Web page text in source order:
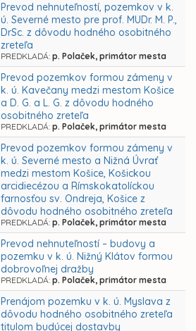
Prevod nehnuteľností, pozemkov v k.
ú. Severné mesto pre prof. MUDr. M. P.,
DrSc. z dôvodu hodného osobitného
zreteľa
PREDKLADÁ: p. Polaček, primátor mesta
Prevod pozemkov formou zámeny v
k. ú. Kavečany medzi mestom Košice
a D. G. a L. G. z dôvodu hodného
osobitného zreteľa
PREDKLADÁ: p. Polaček, primátor mesta
Prevod pozemkov formou zámeny v
k. ú. Severné mesto a Nižná Úvrať
medzi mestom Košice, Košickou
arcidiecézou a Rímskokatolíckou
farnosťou sv. Ondreja, Košice z
dôvodu hodného osobitného zreteľa
PREDKLADÁ: p. Polaček, primátor mesta
Prevod nehnuteľností – budovy a
pozemku v k. ú. Nižný Klátov formou
dobrovoľnej dražby
PREDKLADÁ: p. Polaček, primátor mesta
Prenájom pozemku v k. ú. Myslava z
dôvodu hodného osobitného zreteľa
titulom budúcej dostavby